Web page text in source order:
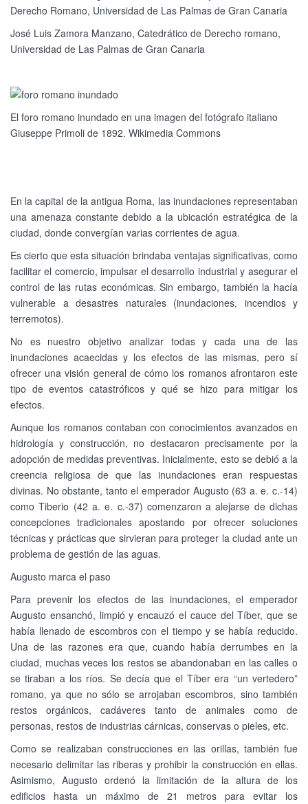
Derecho Romano, Universidad de Las Palmas de Gran Canaria
José Luis Zamora Manzano, Catedrático de Derecho romano,
Universidad de Las Palmas de Gran Canaria
El foro romano inundado en una imagen del fotógrafo italiano
Giuseppe Primoli de 1892. Wikimedia Commons
En la capital de la antigua Roma, las inundaciones representaban
una amenaza constante debido a la ubicación estratégica de la
ciudad, donde convergían varias corrientes de agua.
Es cierto que esta situación brindaba ventajas significativas, como
facilitar el comercio, impulsar el desarrollo industrial y asegurar el
control de las rutas económicas. Sin embargo, también la hacía
vulnerable a desastres naturales (inundaciones, incendios y
terremotos).
No es nuestro objetivo analizar todas y cada una de las
inundaciones acaecidas y los efectos de las mismas, pero sí
ofrecer una visión general de cómo los romanos afrontaron este
tipo de eventos catastróficos y qué se hizo para mitigar los
efectos.
Aunque los romanos contaban con conocimientos avanzados en
hidrología y construcción, no destacaron precisamente por la
adopción de medidas preventivas. Inicialmente, esto se debió a la
creencia religiosa de que las inundaciones eran respuestas
divinas. No obstante, tanto el emperador Augusto (63 a. e. c.-14)
como Tiberio (42 a. e. c.-37) comenzaron a alejarse de dichas
concepciones tradicionales apostando por ofrecer soluciones
técnicas y prácticas que sirvieran para proteger la ciudad ante un
problema de gestión de las aguas.
Augusto marca el paso
Para prevenir los efectos de las inundaciones, el emperador
Augusto ensanchó, limpió y encauzó el cauce del Tíber, que se
había llenado de escombros con el tiempo y se había reducido.
Una de las razones era que, cuando había derrumbes en la
ciudad, muchas veces los restos se abandonaban en las calles o
se tiraban a los ríos. Se decía que el Tíber era “un vertedero”
romano, ya que no sólo se arrojaban escombros, sino también
restos orgánicos, cadáveres tanto de animales como de
personas, restos de industrias cárnicas, conservas o pieles, etc.
Como se realizaban construcciones en las orillas, también fue
necesario delimitar las riberas y prohibir la construcción en ellas.
Asimismo, Augusto ordenó la limitación de la altura de los
edificios hasta un máximo de 21 metros para evitar los